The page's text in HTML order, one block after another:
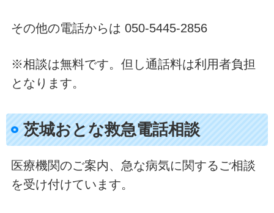
その他の電話からは 050-5445-2856
※相談は無料です。但し通話料は利用者負担
となります。
茨城おとな救急電話相談
医療機関のご案内、急な病気に関するご相談
を受け付けています。